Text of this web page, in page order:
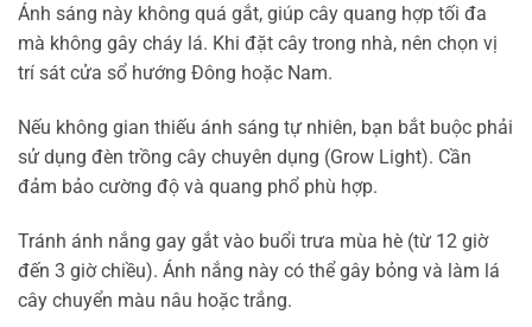
Ánh sáng này không quá gắt, giúp cây quang hợp tối đa
mà không gây cháy lá. Khi đặt cây trong nhà, nên chọn vị
trí sát cửa sổ hướng Đông hoặc Nam.
Nếu không gian thiếu ánh sáng tự nhiên, bạn bắt buộc phải
sử dụng đèn trồng cây chuyên dụng (Grow Light). Cần
đảm bảo cường độ và quang phổ phù hợp.
Tránh ánh nắng gay gắt vào buổi trưa mùa hè (từ 12 giờ
đến 3 giờ chiều). Ánh nắng này có thể gây bỏng và làm lá
cây chuyển màu nâu hoặc trắng.